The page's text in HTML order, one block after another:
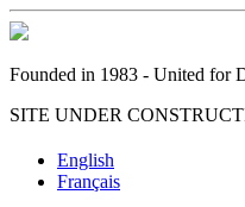
Founded in 1983 - United for
SITE UNDER
English
Français